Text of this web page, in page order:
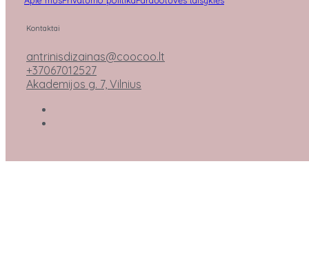
Kontaktai
antrinisdizainas@coocoo.lt
+37067012527
Akademijos g. 7, Vilnius